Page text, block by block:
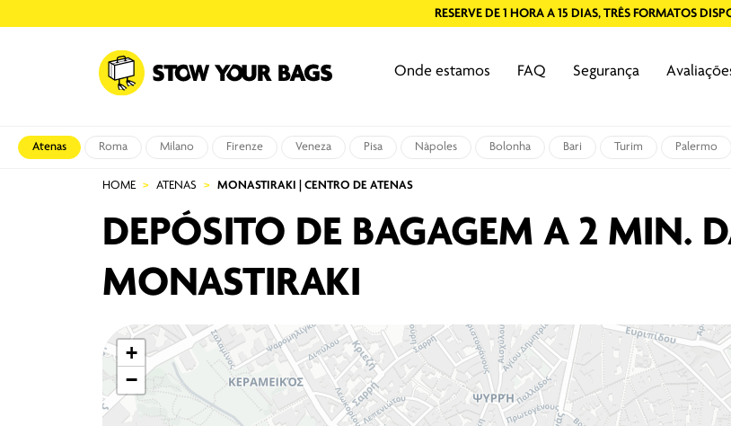
RESERVE DE 1 HORA A 15 DIAS, TRÊS FORMATOS
Onde estamos FAQ Segurança
Atenas Roma Milano Firenze Veneza Pisa Nàpoles Bolonha Bari Turim Palermo
HOME ATENAS MONASTIRAKI | CENTRO DE ATENAS
DEPÓSITO DE BAGAGEM A 2 MIN.
MONASTIRAKI
+
−